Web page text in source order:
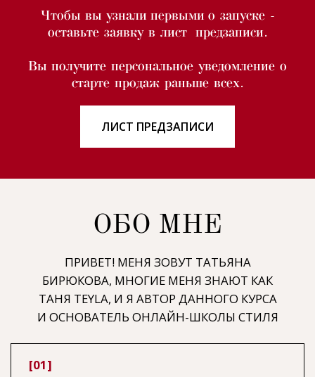
Чтобы вы узнали первыми о запуске -
оставьте заявку в лист предзаписи.
Вы получите персональное уведомление о
старте продаж раньше всех.
ЛИСТ ПРЕДЗАПИСИ
Я персональный стилист,
формирую гардеробы клиентов
Участвовала в шоу"Рогов
"Кто круче Рогова" на СТС Love.
[03]